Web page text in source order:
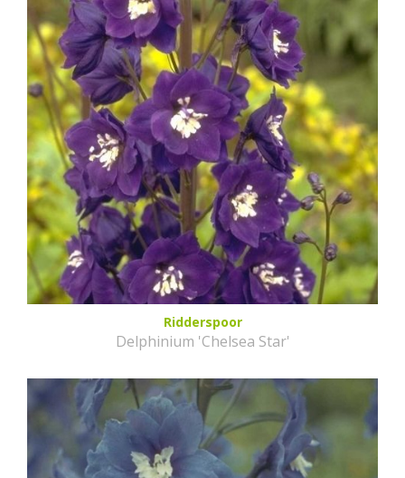
Ridderspoor
Delphinium 'Chelsea Star'